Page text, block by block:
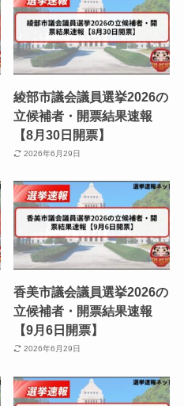
綾部市議会議員選挙2026の
立候補者・開票結果速報
【8月30日開票】
2026年6月29日
香美市議会議員選挙2026の
立候補者・開票結果速報
【9月6日開票】
2026年6月29日